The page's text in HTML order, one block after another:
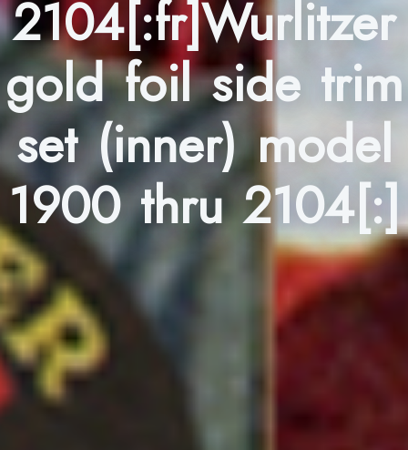
2104[:fr]Wurlitzer
gold foil side trim
set (inner) model
1900 thru 2104[:]